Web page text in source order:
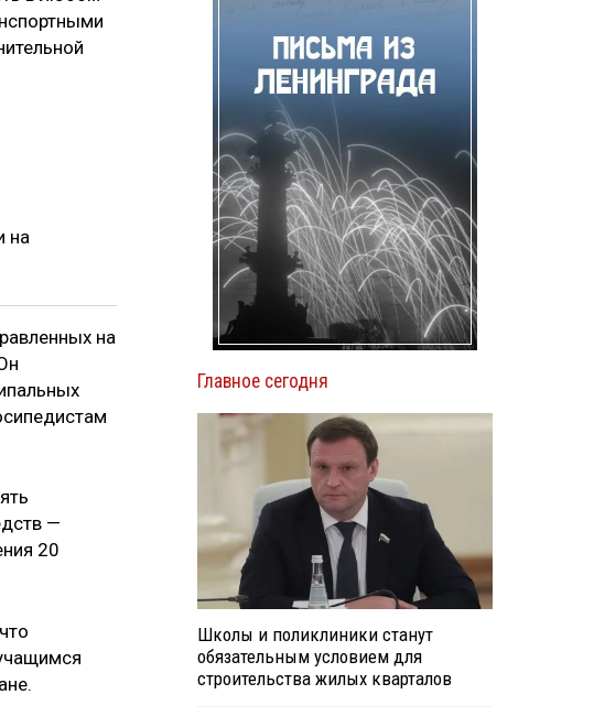
на
на
—
20
Главное сегодня
Школы и поликлиники станут
обязательным условием для
строительства жилых кварталов